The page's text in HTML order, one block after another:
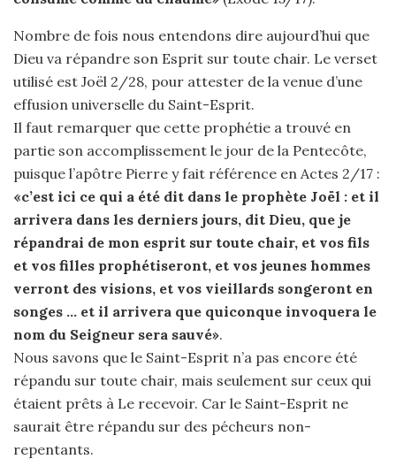
Nombre de fois nous entendons dire aujourd’hui que
Dieu va répandre son Esprit sur toute chair. Le verset
utilisé est Joël 2/28, pour attester de la venue d’une
effusion universelle du Saint-Esprit.
Il faut remarquer que cette prophétie a trouvé en
partie son accomplissement le jour de la Pentecôte,
puisque l’apôtre Pierre y fait référence en Actes 2/17 :
«c’est ici ce qui a été dit dans le prophète Joël : et il
arrivera dans les derniers jours, dit Dieu, que je
répandrai de mon esprit sur toute chair, et vos fils
et vos filles prophétiseront, et vos jeunes hommes
verront des visions, et vos vieillards songeront en
songes … et il arrivera que quiconque invoquera le
nom du Seigneur sera sauvé».
Nous savons que le Saint-Esprit n’a pas encore été
répandu sur toute chair, mais seulement sur ceux qui
étaient prêts à Le recevoir. Car le Saint-Esprit ne
saurait être répandu sur des pécheurs non-
repentants.